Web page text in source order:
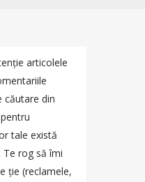
articolele
din
tale există
Te rog să îmi
ție (reclamele,